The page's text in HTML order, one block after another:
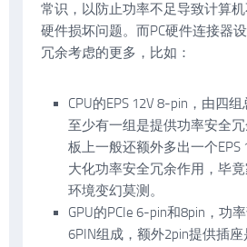
常识，以防止功率不足导致计算
硬件损坏问题。而PC硬件连接器
冗余考虑的更多，比如：
CPU的EPS 12V 8-pin，由四
至少有一组是提供功率安全
板上一般还额外多出一个EPS
大化功率安全冗余作用，毕
环境变幻莫测。
GPU的PCIe 6-pin和8pin，功
6PIN组成，额外2pin提供插